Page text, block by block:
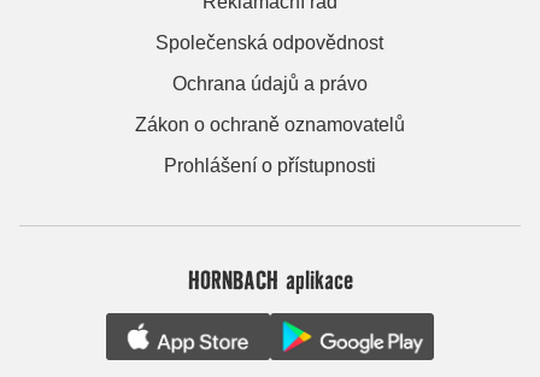
Společenská odpovědnost
Ochrana údajů a právo
Zákon o ochraně oznamovatelů
Prohlášení o přístupnosti
HORNBACH aplikace